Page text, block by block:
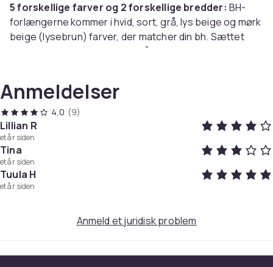
5 forskellige farver og 2 forskellige bredder: BH-
forlængerne kommer i hvid, sort, grå, lys beige og mørk
beige (lysebrun) farver, der matcher din bh. Sættet
indeholder forlængere med både 2 og 3 kroge.
mod huden.
Specifikationer:
Mål: 10x3,2x0,2 cm, 8x5x0,2 cm
Farve: Hvid, sort grå, beige, lysebrun
Materialer: Polyester, rustfrit stål
BEMÆRK! Af hygiejniske årsager er det IKKE muligt at
10 x BH strop forlængere
Anmeldelser
4,0 (9)
Lillian R
et år siden
Tina
et år siden
Tuula H
et år siden
Anmeld et juridisk problem